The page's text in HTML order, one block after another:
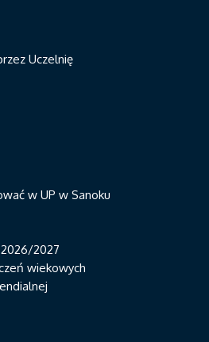
Uczelnię
w UP w Sanoku
2027
wiekowych